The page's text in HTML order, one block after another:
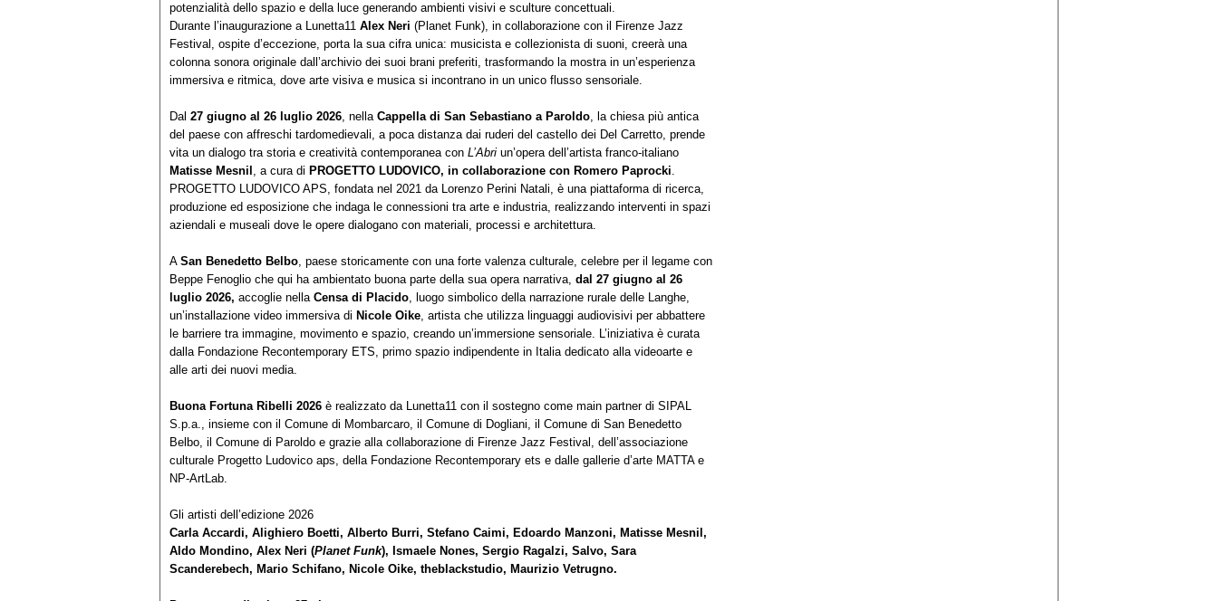
potenzialità dello spazio e della luce generando ambienti visivi e sculture concettuali.
Durante l’inaugurazione a Lunetta11 Alex Neri (Planet Funk), in collaborazione con il Firenze Jazz
Festival, ospite d’eccezione, porta la sua cifra unica: musicista e collezionista di suoni, creerà una
colonna sonora originale dall’archivio dei suoi brani preferiti, trasformando la mostra in un’esperienza
immersiva e ritmica, dove arte visiva e musica si incontrano in un unico flusso sensoriale.
Dal 27 giugno al 26 luglio 2026, nella Cappella di San Sebastiano a Paroldo, la chiesa più antica
del paese con affreschi tardomedievali, a poca distanza dai ruderi del castello dei Del Carretto, prende
vita un dialogo tra storia e creatività contemporanea con L’Abri un’opera dell’artista franco-italiano
Matisse Mesnil , a cura di PROGETTO LUDOVICO, in collaborazione con Romero Paprocki.
PROGETTO LUDOVICO APS, fondata nel 2021 da Lorenzo Perini Natali, è una piattaforma di ricerca,
produzione ed esposizione che indaga le connessioni tra arte e industria, realizzando interventi in spazi
aziendali e museali dove le opere dialogano con materiali, processi e architettura.
A San Benedetto Belbo, paese storicamente con una forte valenza culturale, celebre per il legame con
Beppe Fenoglio che qui ha ambientato buona parte della sua opera narrativa, dal 27 giugno al 26
luglio 2026, accoglie nella Censa di Placido, luogo simbolico della narrazione rurale delle Langhe,
un’installazione video immersiva di Nicole Oike, artista che utilizza linguaggi audiovisivi per abbattere
le barriere tra immagine, movimento e spazio, creando un’immersione sensoriale. L’iniziativa è curata
dalla Fondazione Recontemporary ETS, primo spazio indipendente in Italia dedicato alla videoarte e
alle arti dei nuovi media.
Buona Fortuna Ribelli 2026 è realizzato da Lunetta11 con il sostegno come main partner di SIPAL
S.p.a., insieme con il Comune di Mombarcaro, il Comune di Dogliani, il Comune di San Benedetto
Belbo, il Comune di Paroldo e grazie alla collaborazione di Firenze Jazz Festival, dell’associazione
culturale Progetto Ludovico aps, della Fondazione Recontemporary ets e dalle gallerie d’arte MATTA e
NP-ArtLab.
Gli artisti dell’edizione 2026
Carla Accardi, Alighiero Boetti, Alberto Burri, Stefano Caimi, Edoardo Manzoni, Matisse Mesnil,
Aldo Mondino, Alex Neri (Planet Funk), Ismaele Nones, Sergio Ragalzi, Salvo, Sara
Scanderebech, Mario Schifano, Nicole Oike, theblackstudio, Maurizio Vetrugno.